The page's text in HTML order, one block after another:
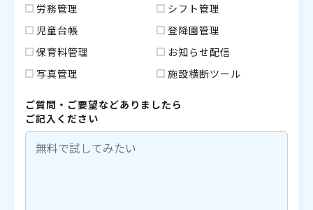
労務管理
シフト管理
児童台帳
登降園管理
保育料管理
お知らせ配信
写真管理
施設横断ツール
ご質問・ご要望などありましたら
ご記入ください